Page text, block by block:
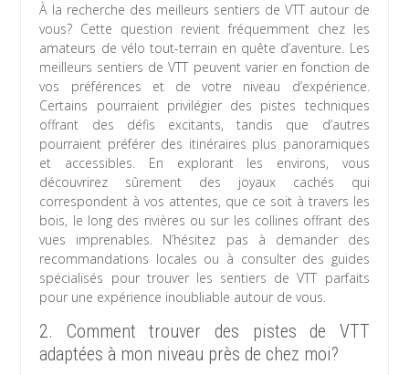
À la recherche des meilleurs sentiers de VTT autour de
vous? Cette question revient fréquemment chez les
amateurs de vélo tout-terrain en quête d’aventure. Les
meilleurs sentiers de VTT peuvent varier en fonction de
vos préférences et de votre niveau d’expérience.
Certains pourraient privilégier des pistes techniques
offrant des défis excitants, tandis que d’autres
pourraient préférer des itinéraires plus panoramiques
et accessibles. En explorant les environs, vous
découvrirez sûrement des joyaux cachés qui
correspondent à vos attentes, que ce soit à travers les
bois, le long des rivières ou sur les collines offrant des
vues imprenables. N’hésitez pas à demander des
recommandations locales ou à consulter des guides
spécialisés pour trouver les sentiers de VTT parfaits
pour une expérience inoubliable autour de vous.
2. Comment trouver des pistes de VTT
adaptées à mon niveau près de chez moi?